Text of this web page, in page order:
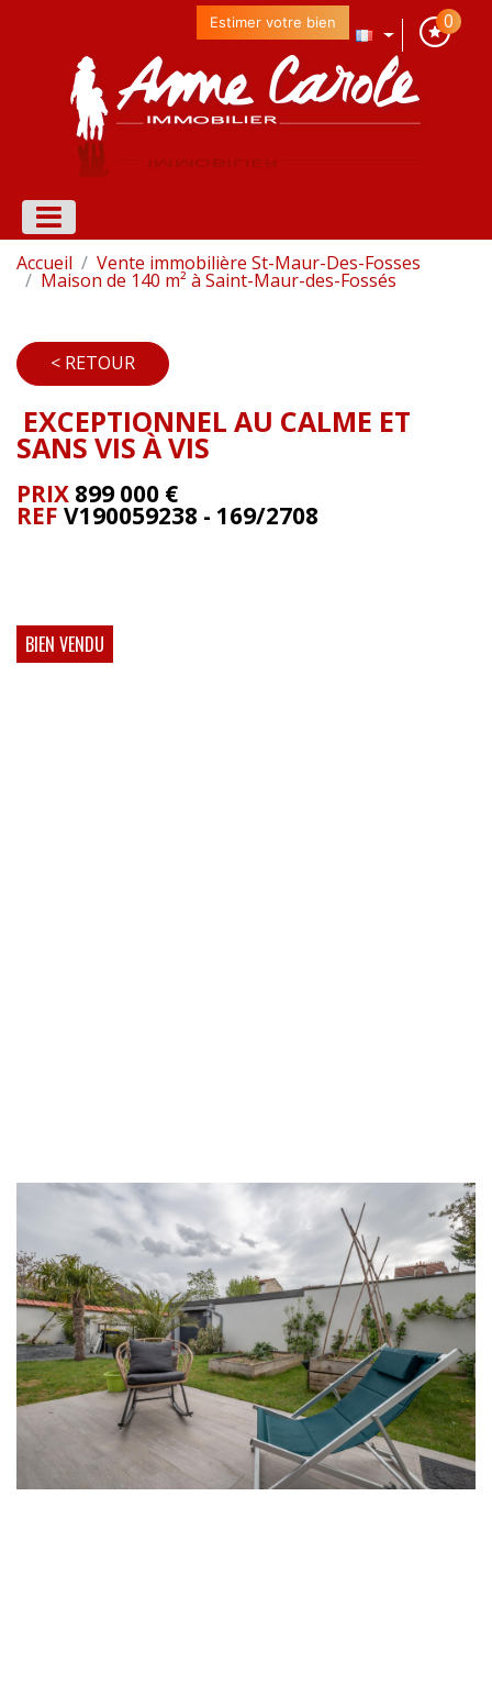
0
Estimer votre bien
Accueil Vente immobilière St-Maur-Des-Fosses
Maison de 140 m² à Saint-Maur-des-Fossés
< RETOUR
EXCEPTIONNEL AU CALME ET
SANS VIS À VIS
PRIX 899 000 €
REF V190059238 - 169/2708
BIEN VENDU